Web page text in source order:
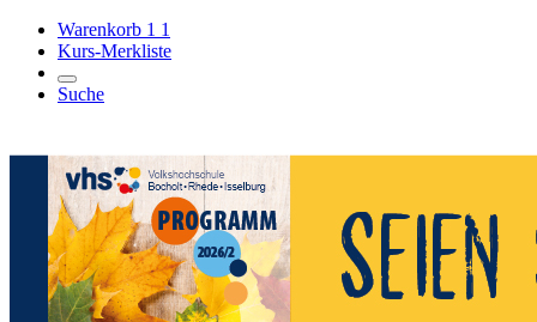
Warenkorb 1 1
Kurs-Merkliste
Suche